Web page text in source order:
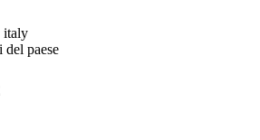
italy
paese